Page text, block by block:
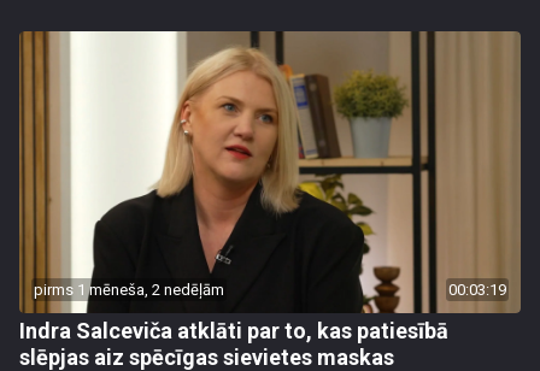
pirms 1 mēneša, 2 nedēļām 00:03:19
Indra Salceviča atklāti par to, kas patiesībā
slēpjas aiz spēcīgas sievietes maskas